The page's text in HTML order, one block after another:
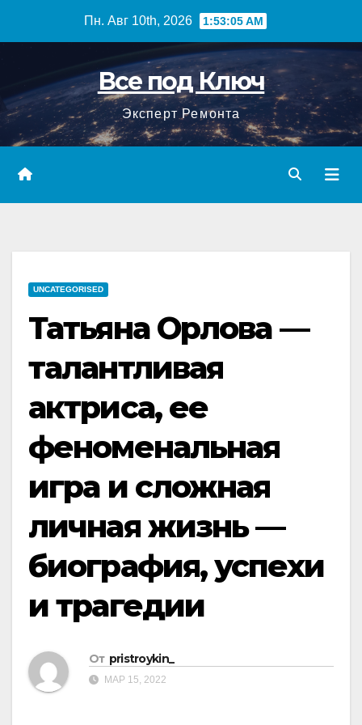
Пн. Авг 10th, 2026 1:53:06 AM
Все под Ключ
Эксперт Ремонта
UNCATEGORISED
Татьяна Орлова —
талантливая
актриса, ее
феноменальная
игра и сложная
личная жизнь —
биография, успехи
и трагедии
От pristroykin_
МАР 15, 2022